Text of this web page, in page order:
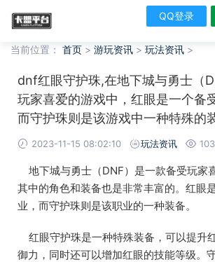
QQ登录
当前位置： 首页 > 游玩资讯 > 玩法资讯 >
dnf红眼守护珠,在地下城与勇士（
玩家喜爱的游戏中，红眼是一个备
而守护珠则是该游戏中一种特殊的
2023-11-15 08:02:10 玩法资讯
地下城与勇士（DNF）是一款备受玩家
其中的角色和装备也是非常丰富的。红眼
业，而守护珠则是该职业的一种装备。
红眼守护珠是一种特殊装备，可以提升
御力，同时还可以增加红眼的技能等级。